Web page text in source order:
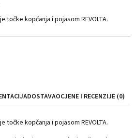
točke kopčanja i pojasom REVOLTA.
DOSTAVAOCJENE I RECENZIJE (0)
točke kopčanja i pojasom REVOLTA.